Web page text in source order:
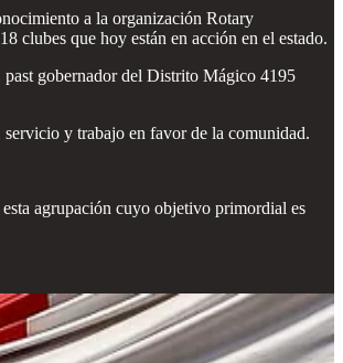
a la organización Rotary
clubes que hoy están en acción en el estado.
past gobernador del Distrito Mágico 4195
y trabajo en favor de la comunidad.
agrupación cuyo objetivo primordial es